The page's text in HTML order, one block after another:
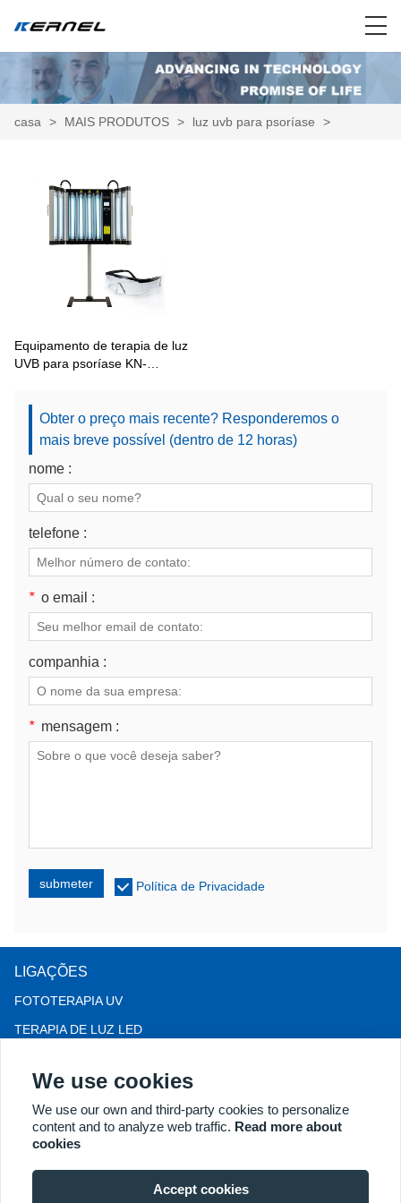
casa > MAIS PRODUTOS > luz uvb para psoríase >
Equipamento de terapia de luz
UVB para psoríase KN-
Obter o preço mais recente? Responderemos o
mais breve possível (dentro de 12 horas)
nome :
telefone :
* o email :
companhia :
* mensagem :
submeter Política de Privacidade
LIGAÇÕES
FOTOTERAPIA UV
TERAPIA DE LUZ LED
COLPOSCÓPIO
MAIS PRODUTOS
Copyright® 2018 Kernel Medical Equipment Co.,LTD. Endereço
may@kernelmed.com
We use cookies
We use our own and third-party cookies to personalize
content and to analyze web traffic. Read more about
cookies
Accept cookies